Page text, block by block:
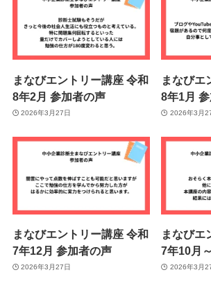
まなびエントリー講座 令和
8年2月 参加者の声
2026年3月27日
まなびエ
8年1月
2026年3月
まなびエントリー講座 令和
7年12月 参加者の声
2026年3月27日
まなびエ
7年10月
2026年3月